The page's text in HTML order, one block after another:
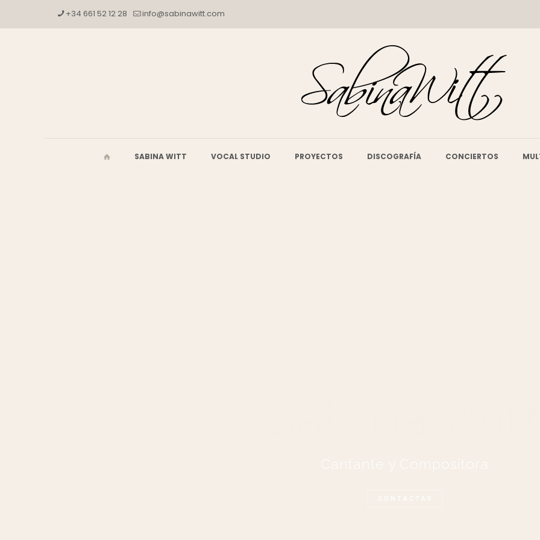
+34 661 52 12 28 info@sabinawitt.com
SABINA WITT VOCAL STUDIO PROYECTOS DISCOGRAFÍA CONCIERTOS
Cantante y Compositora
C O N T A C T A R